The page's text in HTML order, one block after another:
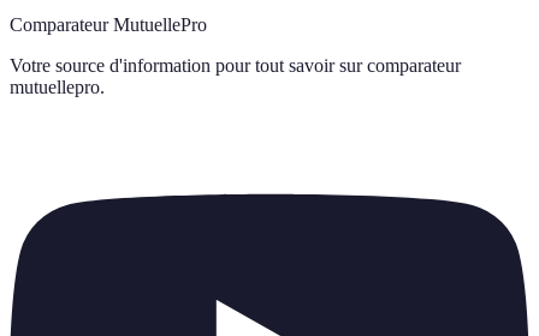
Comparateur MutuellePro
Votre source d'information pour tout savoir sur comparateur
mutuellepro.